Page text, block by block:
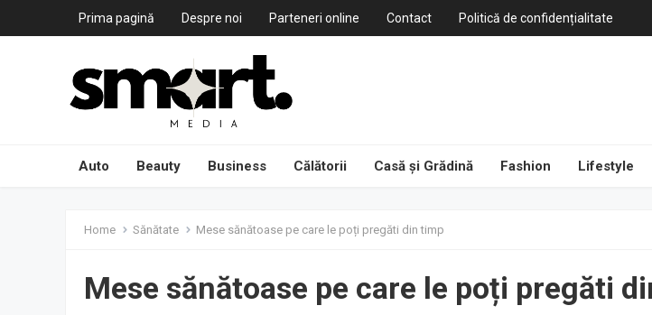
Prima pagină Despre noi Parteneri online Contact Politică de confidențialitate
Auto Beauty Business Călătorii Casă și Grădină Fashion Lifestyle
Home Sănătate Mese sănătoase pe care le poți pregăti din timp
Mese sănătoase pe care le poți pregăti